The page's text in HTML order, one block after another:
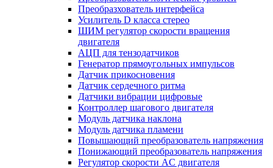
Преобразхователь интерфейса
Усилитель D класса стерео
ШИМ регулятор скорости вращения
двигателя
АЦП для тензодатчиков
Генератор прямоугольных импульсов
Датчик прикосновения
Датчик сердечного ритма
Датчики вибрации цифровые
Контроллер шагового двигателя
Модуль датчика наклона
Модуль датчика пламени
Повышающий преобразователь напряжения
Понижающий преобразователь напряжения
Регулятор скорости AC двигателя